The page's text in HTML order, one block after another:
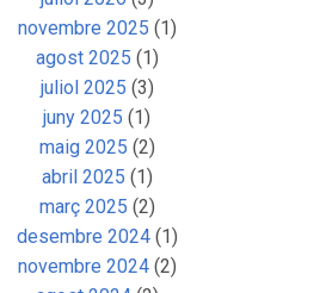
novembre 2025 (1)
agost 2025 (1)
juliol 2025 (3)
juny 2025 (1)
maig 2025 (2)
abril 2025 (1)
març 2025 (2)
desembre 2024(1)
novembre 2024(2)